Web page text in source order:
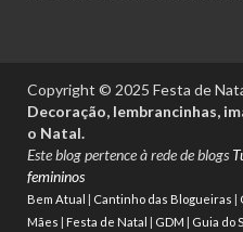
Copyright © 2025 Festa de
Decoração, lembrancinhas,
o Natal.
Este blog pertence à rede de blogs
femininos
Bem Atual | Cantinho das Blogueiras |
Mães | Festa de Natal | GDM | Guia do